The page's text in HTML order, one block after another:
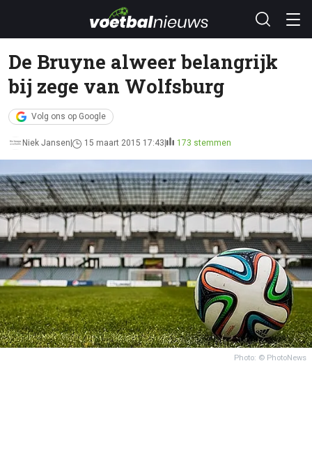
De Bruyne alweer belangrijk
bij zege van Wolfsburg
Volg ons op Google
Niek Jansen 15 maart 2015 17:43 173 stemmen
Photo: © PhotoNews